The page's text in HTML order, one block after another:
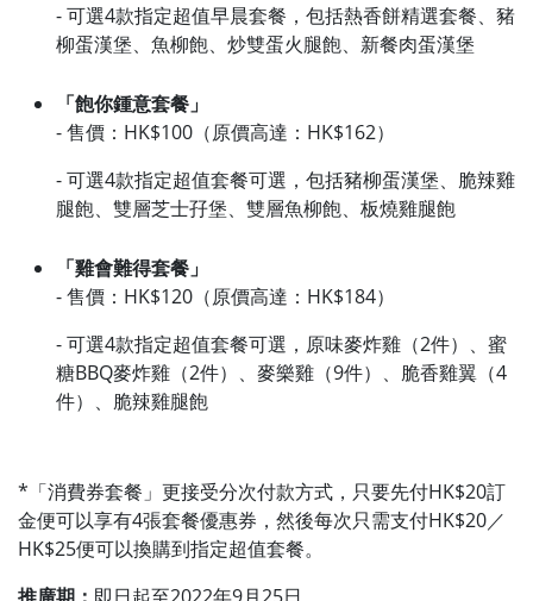
- 可選4款指定超值早晨套餐，包括熱香餅精選套餐、豬
柳蛋漢堡、魚柳飽、炒雙蛋火腿飽、新餐肉蛋漢堡
「飽你鍾意套餐」
- 售價：HK$100（原價高達：HK$162）
- 可選4款指定超值套餐可選，包括豬柳蛋漢堡、脆辣雞
腿飽、雙層芝士孖堡、雙層魚柳飽、板燒雞腿飽
「雞會難得套餐」
- 售價：HK$120（原價高達：HK$184）
- 可選4款指定超值套餐可選，原味麥炸雞（2件）、蜜
糖BBQ麥炸雞（2件）、麥樂雞（9件）、脆香雞翼（4
件）、脆辣雞腿飽
*「消費券套餐」更接受分次付款方式，只要先付HK$20訂
金便可以享有4張套餐優惠券，然後每次只需支付HK$20／
HK$25便可以換購到指定超值套餐。